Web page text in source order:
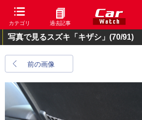
カテゴリ 過去記事
写真で見るスズキ「キザシ」 (70/91)
前の画像